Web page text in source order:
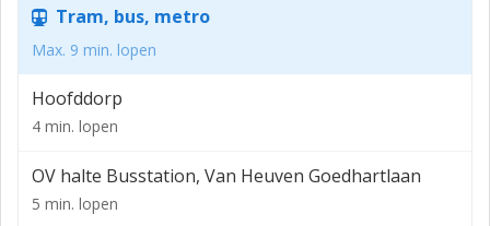
zevende verdieping, elk 1.111 m² v.v.o. groot. Het
kantoorgebouw biedt tevens een grote archiefruimte
aan op de begane grond van 113 m² v.v.o.
Avenue Building is opgeleverd in 2001 en beschikt
zowel over een energielabel A als een BREAAM-NL In-
De gezamenlijke entree/ontvangstruimte met
Tram, bus, metro
Max. 9 min. lopen
Hoofddorp
4 min. lopen
OV halte Busstation, Van Heuven Goedhartlaan
5 min. lopen